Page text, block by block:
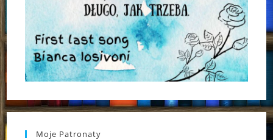
Moje Patronaty